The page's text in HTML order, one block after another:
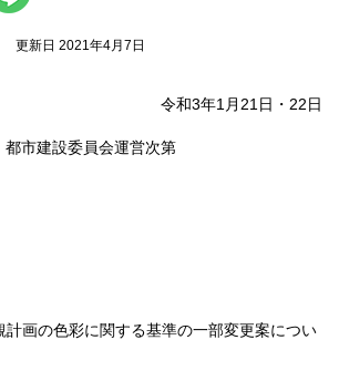
更新日 2021年4月7日
令和3年1月21日・22日
都市建設委員会運営次第
計画の色彩に関する基準の一部変更案につい